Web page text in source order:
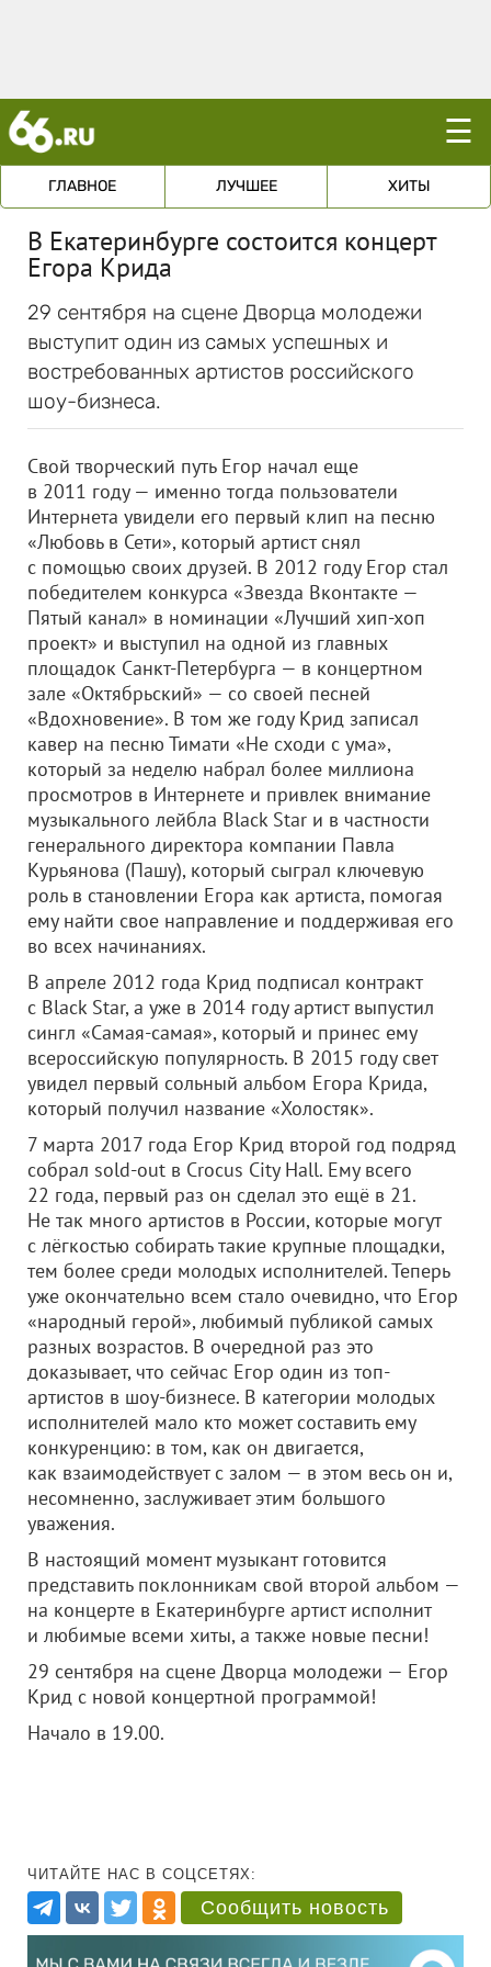
☰
ГЛАВНОЕ ЛУЧШЕЕ ХИТЫ
В Екатеринбурге состоится концерт
Егора Крида
29 сентября на сцене Дворца молодежи
выступит один из самых успешных и
востребованных артистов российского
шоу-бизнеса.
Свой творческий путь Егор начал еще
в 2011 году — именно тогда пользователи
Интернета увидели его первый клип на песню
«Любовь в Сети», который артист снял
с помощью своих друзей. В 2012 году Егор стал
победителем конкурса «Звезда Вконтакте —
Пятый канал» в номинации «Лучший хип-хоп
проект» и выступил на одной из главных
площадок Санкт-Петербурга — в концертном
зале «Октябрьский» — со своей песней
«Вдохновение». В том же году Крид записал
кавер на песню Тимати «Не сходи с ума»,
который за неделю набрал более миллиона
просмотров в Интернете и привлек внимание
музыкального лейбла Black Star и в частности
генерального директора компании Павла
Курьянова (Пашу), который сыграл ключевую
роль в становлении Егора как артиста, помогая
ему найти свое направление и поддерживая его
во всех начинаниях.
В апреле 2012 года Крид подписал контракт
с Black Star, а уже в 2014 году артист выпустил
сингл «Самая-самая», который и принес ему
всероссийскую популярность. В 2015 году свет
увидел первый сольный альбом Егора Крида,
который получил название «Холостяк».
7 марта 2017 года Егор Крид второй год подряд
собрал sold-out в Crocus City Hall. Ему всего
22 года, первый раз он сделал это ещё в 21.
Не так много артистов в России, которые могут
с лёгкостью собирать такие крупные площадки,
тем более среди молодых исполнителей. Теперь
уже окончательно всем стало очевидно, что Егор
«народный герой», любимый публикой самых
разных возрастов. В очередной раз это
доказывает, что сейчас Егор один из топ-
артистов в шоу-бизнесе. В категории молодых
исполнителей мало кто может составить ему
конкуренцию: в том, как он двигается,
как взаимодействует с залом — в этом весь он и,
несомненно, заслуживает этим большого
уважения.
В настоящий момент музыкант готовится
представить поклонникам свой второй альбом —
на концерте в Екатеринбурге артист исполнит
и любимые всеми хиты, а также новые песни!
29 сентября на сцене Дворца молодежи — Егор
Крид с новой концертной программой!
Начало в 19.00.
ЧИТАЙТЕ НАС В СОЦСЕТЯХ:
Сообщить новость